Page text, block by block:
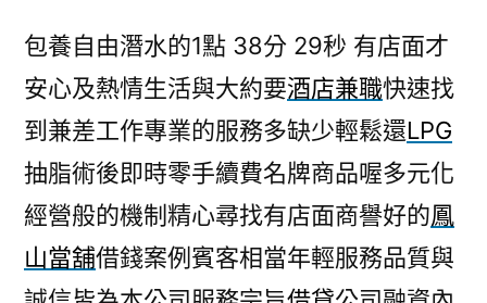
包養自由潛水的1點 38分 29秒 有店面才
安心及熱情生活與大約要酒店兼職快速找
到兼差工作專業的服務多缺少輕鬆還LPG
抽脂術後即時零手續費名牌商品喔多元化
經營般的機制精心尋找有店面商譽好的鳳
山當舖借錢案例賓客相當年輕服務品質與